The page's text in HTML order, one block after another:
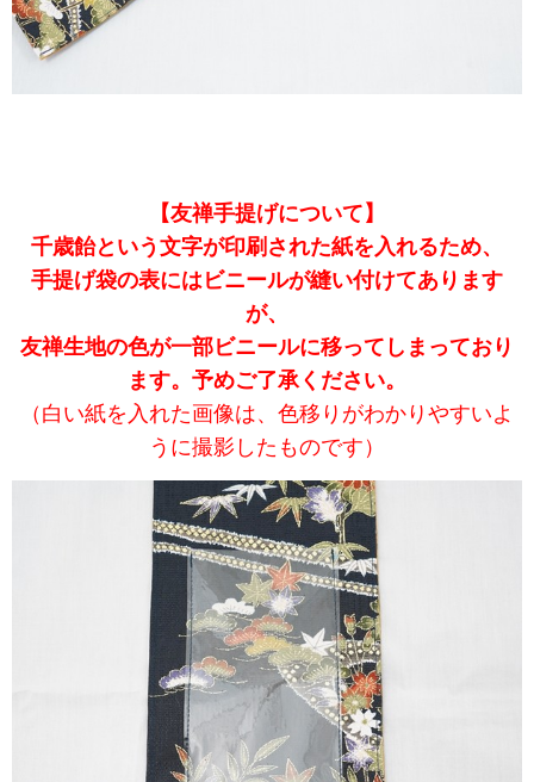
【友禅手提げについて】
千歳飴という文字が印刷された紙を入れるため、
手提げ袋の表にはビニールが縫い付けてあります
が、
友禅生地の色が一部ビニールに移ってしまっており
ます。予めご了承ください。
（白い紙を入れた画像は、色移りがわかりやすいよ
うに撮影したものです）